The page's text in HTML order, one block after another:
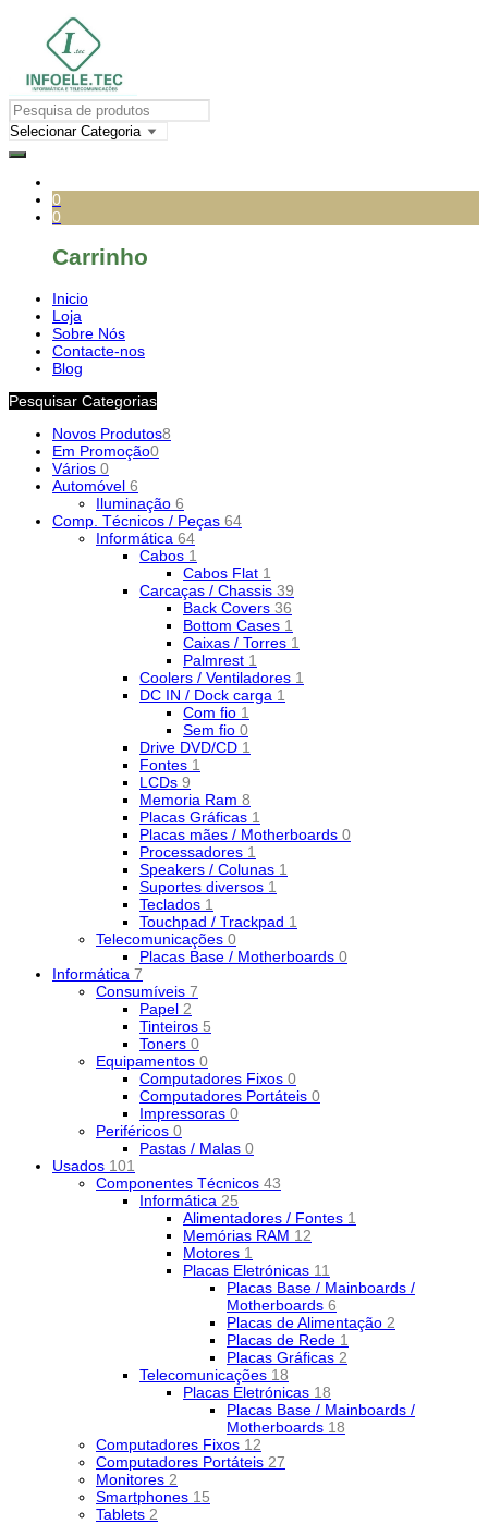
0
0
Carrinho
Inicio
Loja
Sobre Nós
Contacte-nos
Blog
Pesquisar Categorias
Novos Produtos8
Em Promoção0
Vários 0
Automóvel 6
Iluminação 6
Comp. Técnicos / Peças 64
Informática 64
Cabos 1
Cabos Flat 1
Carcaças / Chassis 39
Back Covers 36
Bottom Cases 1
Caixas / Torres 1
Palmrest 1
Coolers / Ventiladores 1
DC IN / Dock carga 1
Com fio 1
Sem fio 0
Drive DVD/CD 1
Fontes 1
LCDs 9
Memoria Ram 8
Placas Gráficas 1
Placas mães / Motherboards 0
Processadores 1
Speakers / Colunas 1
Suportes diversos 1
Teclados 1
Touchpad / Trackpad 1
Telecomunicações 0
Placas Base / Motherboards 0
Informática 7
Consumíveis 7
Papel 2
Tinteiros 5
Toners 0
Equipamentos 0
Computadores Fixos 0
Computadores Portáteis 0
Impressoras 0
Periféricos 0
Pastas / Malas 0
Usados 101
Componentes Técnicos 43
Informática 25
Alimentadores / Fontes 1
Memórias RAM 12
Motores 1
Placas Eletrónicas 11
Placas Base / Mainboards /
Motherboards 6
Placas de Alimentação 2
Placas de Rede 1
Placas Gráficas 2
Telecomunicações 18
Placas Eletrónicas 18
Placas Base / Mainboards /
Motherboards 18
Computadores Fixos 12
Computadores Portáteis 27
Monitores 2
Smartphones 15
Tablets 2